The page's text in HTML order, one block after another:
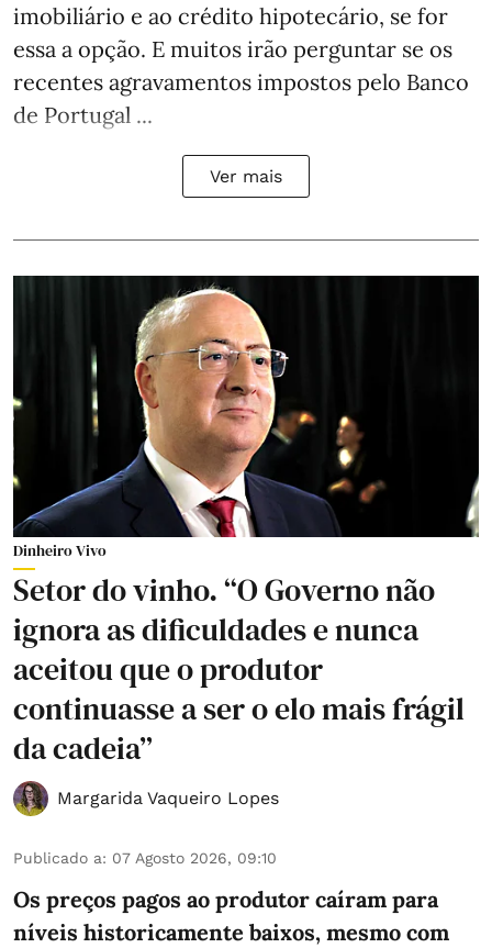
imobiliário e ao crédito hipotecário, se for
essa a opção. E muitos irão perguntar se os
recentes agravamentos impostos pelo Banco
de Portugal ...
Ver mais
Dinheiro Vivo
Setor do vinho. “O Governo não
ignora as dificuldades e nunca
aceitou que o produtor
continuasse a ser o elo mais frágil
da cadeia”
Margarida Vaqueiro Lopes
Publicado a: 07 Agosto 2026, 09:10
Os preços pagos ao produtor caíram para
níveis historicamente baixos, mesmo com